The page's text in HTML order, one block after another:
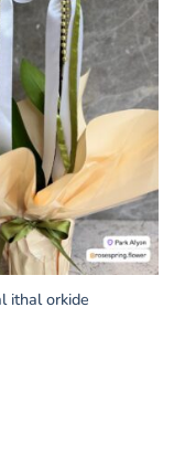
ithal orkide